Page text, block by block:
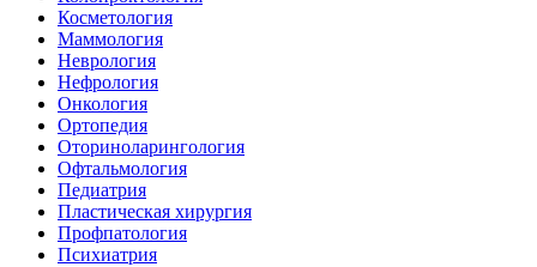
Косметология
Маммология
Неврология
Нефрология
Онкология
Ортопедия
Оториноларингология
Офтальмология
Педиатрия
Пластическая хирургия
Профпатология
Психиатрия